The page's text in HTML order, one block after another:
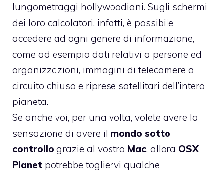
lungometraggi hollywoodiani. Sugli schermi
dei loro calcolatori, infatti, è possibile
accedere ad ogni genere di informazione,
come ad esempio dati relativi a persone ed
organizzazioni, immagini di telecamere a
circuito chiuso e riprese satellitari dell’intero
pianeta.
Se anche voi, per una volta, volete avere la
sensazione di avere il mondo sotto
controllo grazie al vostro Mac, allora OSX
Planet potrebbe togliervi qualche